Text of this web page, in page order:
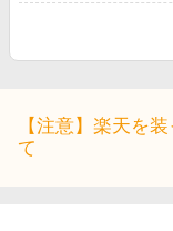
【注意】楽天を
て